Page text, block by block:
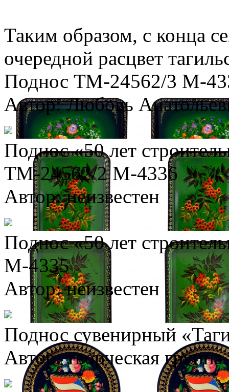
Таким образом, с конца
очередной расцвет
Поднос ТМ-24562/3 М-
Автор: Любовь
Поднос «50 лет
ТМ-24562/2 М-4336
Автор: неизвестен
Поднос «50 лет
М-4335
Автор: неизвестен
Поднос сувенирный
Автор: творческая